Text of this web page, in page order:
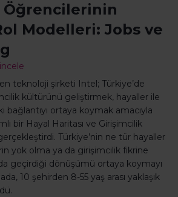
Öğrencilerinin
Modelleri: Jobs ve
teknoloji şirketi Intel; Türkiye’de
kültürünü geliştirmek, hayaller ile
bağlantıyı ortaya koymak amacıyla
bir Hayal Haritası ve Girişimcilik
gerçekleştirdi. Türkiye’nin ne tür hayaller
yok olma ya da girişimcilik fikrine
geçirdiği dönüşümü ortaya koymayı
10 şehirden 8-55 yaş arası yaklaşık